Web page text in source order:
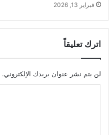
فبراير 13, 2026
اترك تعليقاً
لن يتم نشر عنوان بريدك الإلكتروني.